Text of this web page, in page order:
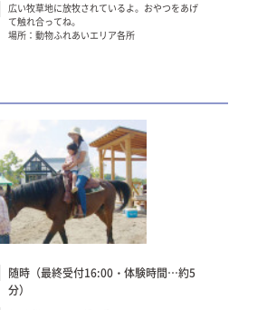
広い牧草地に放牧されているよ。おやつをあげ
て触れ合ってね。
場所：動物ふれあいエリア各所
随時（最終受付16:00・体験時間…約5
分）